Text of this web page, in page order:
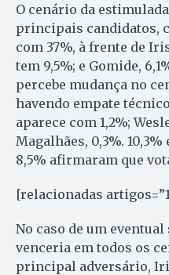
O cenário da
principais candidatos,
com 37%, à frente de
tem 9,5%; e Gomide,
percebe mudança no
havendo empate
aparece com 1,2%;
Magalhães, 0,3%.
8,5% afirmaram que
[relacionadas
No caso de um
venceria em todos os
principal adversário,